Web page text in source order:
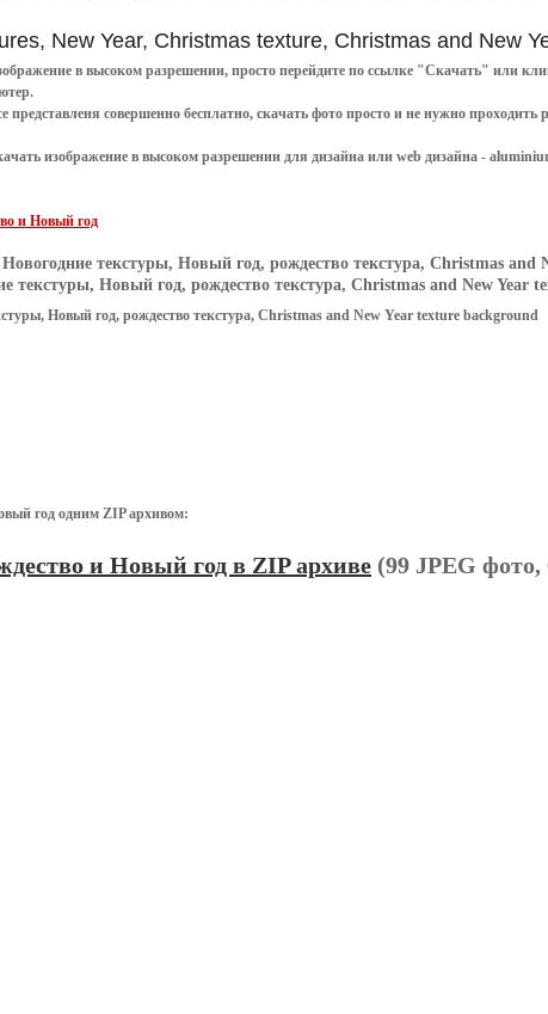
New Year, Christmas texture, Christmas and New
в высоком разрешении, просто перейдите по ссылке "Скачать" или
представленя совершенно бесплатно, скачать фото просто и не нужно
изображение в высоком разрешении для дизайна или web дизайна -
и Новый год
текстуры, Новый год, рождество текстура, Christmas and
текстуры, Новый год, рождество текстура, Christmas and New Year
Новый год, рождество текстура, Christmas and New Year texture background
год одним ZIP архивом:
и Новый год в ZIP архиве (99 JPEG фото,